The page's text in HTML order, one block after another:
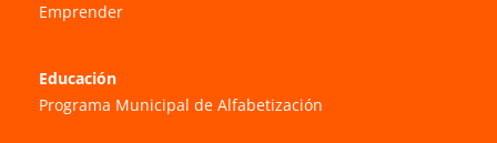
Emprender
Educación
Programa Municipal de Alfabetización